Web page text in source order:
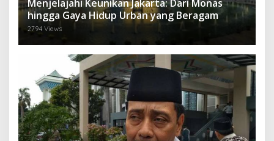
Menjelajahi Keunikan Jakarta: Dari Monas
hingga Gaya Hidup Urban yang Beragam
2794 Views